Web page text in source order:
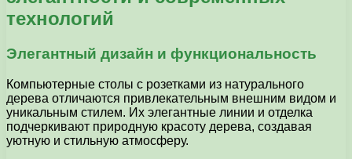
технологий
Элегантный дизайн и функциональность
Компьютерные столы с розетками из натурального
дерева отличаются привлекательным внешним видом и
уникальным стилем. Их элегантные линии и отделка
подчеркивают природную красоту дерева, создавая
уютную и стильную атмосферу.